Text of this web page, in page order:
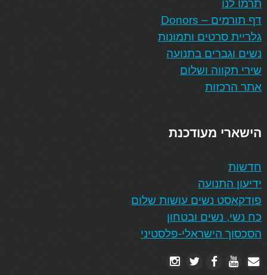
תרמו לנו
דף תורמים – Donors
גלריית סרטים ותמונות
נשים וגברים בתנועה
שירי תקווה ושלום
אתר הרכזות
הישארי מעודכנת
חדשות
ידיעון התנועה
פודקאסט נשים עושות שלום
כח נשי, נשים ובטחון
הסכסוך הישראלי-פלסטיני